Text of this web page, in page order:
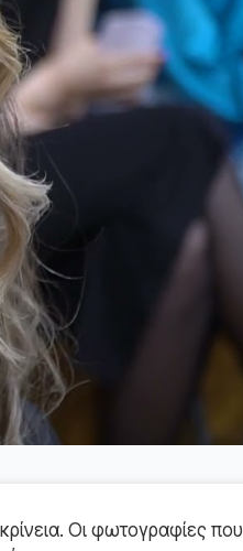
Οι φωτογραφίες που